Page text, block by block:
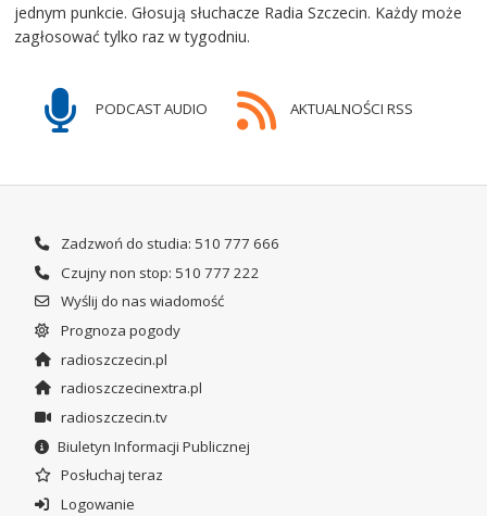
jednym punkcie. Głosują słuchacze Radia Szczecin. Każdy może
zagłosować tylko raz w tygodniu.
PODCAST AUDIO AKTUALNOŚCI RSS
Zadzwoń do studia: 510 777 666
Czujny non stop: 510 777 222
Wyślij do nas wiadomość
Prognoza pogody
radioszczecin.pl
radioszczecinextra.pl
radioszczecin.tv
Biuletyn Informacji Publicznej
Posłuchaj teraz
Logowanie